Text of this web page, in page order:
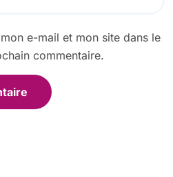
e-mail et mon site dans le
commentaire.